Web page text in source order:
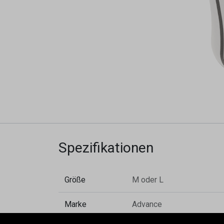
Spezifikationen
Größe M oder L
Marke Advance